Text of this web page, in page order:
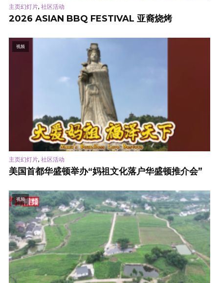
主页幻灯片, 社区活动
2026 ASIAN BBQ FESTIVAL 亚裔烧烤
视频
主页幻灯片, 社区活动
美国首都华盛顿举办“妈祖文化落户华盛顿推介会”
视频